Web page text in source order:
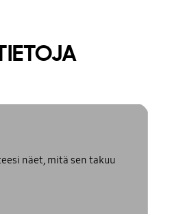
näet, mitä sen takuu